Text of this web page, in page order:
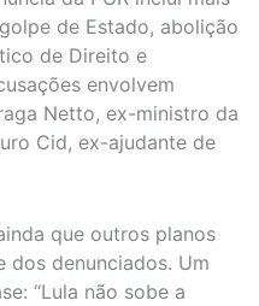
de Estado, abolição
de Direito e
envolvem
Netto, ex-ministro da
Cid, ex-ajudante de
que outros planos
dos denunciados. Um
“Lula não sobe a